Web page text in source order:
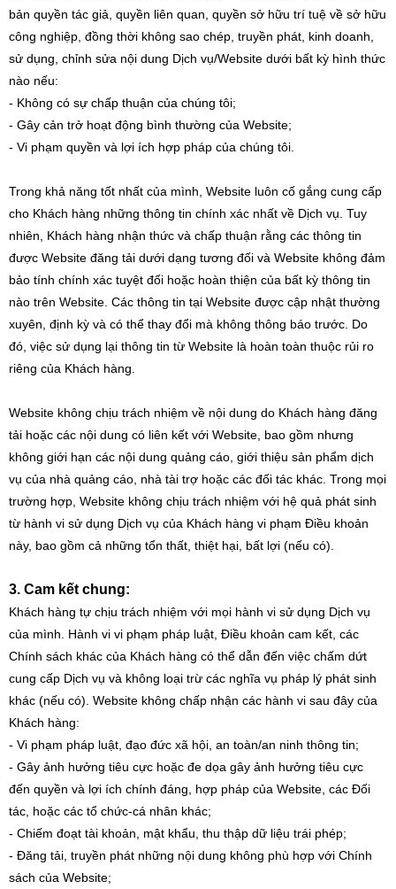
bản quyền tác giả, quyền liên quan, quyền sở hữu trí tuệ về sở hữu
công nghiệp, đồng thời không sao chép, truyền phát, kinh doanh,
sử dụng, chỉnh sửa nội dung Dịch vụ/Website dưới bất kỳ hình thức
nào nếu:
- Không có sự chấp thuận của chúng tôi;
- Gây cản trở hoạt động bình thường của Website;
- Vi phạm quyền và lợi ích hợp pháp của chúng tôi.
Trong khả năng tốt nhất của mình, Website luôn cố gắng cung cấp
cho Khách hàng những thông tin chính xác nhất về Dịch vụ. Tuy
nhiên, Khách hàng nhận thức và chấp thuận rằng các thông tin
được Website đăng tải dưới dạng tương đối và Website không đảm
bảo tính chính xác tuyệt đối hoặc hoàn thiện của bất kỳ thông tin
nào trên Website. Các thông tin tại Website được cập nhật thường
xuyên, định kỳ và có thể thay đổi mà không thông báo trước. Do
đó, việc sử dụng lại thông tin từ Website là hoàn toàn thuộc rủi ro
riêng của Khách hàng.
Website không chịu trách nhiệm về nội dung do Khách hàng đăng
tải hoặc các nội dung có liên kết với Website, bao gồm nhưng
không giới hạn các nội dung quảng cáo, giới thiệu sản phẩm dịch
vụ của nhà quảng cáo, nhà tài trợ hoặc các đối tác khác. Trong mọi
trường hợp, Website không chịu trách nhiệm với hệ quả phát sinh
từ hành vi sử dụng Dịch vụ của Khách hàng vi phạm Điều khoản
này, bao gồm cả những tổn thất, thiệt hại, bất lợi (nếu có).
3. Cam kết chung:
Khách hàng tự chịu trách nhiệm với mọi hành vi sử dụng Dịch vụ
của mình. Hành vi vi phạm pháp luật, Điều khoản cam kết, các
Chính sách khác của Khách hàng có thể dẫn đến việc chấm dứt
cung cấp Dịch vụ và không loại trừ các nghĩa vụ pháp lý phát sinh
khác (nếu có). Website không chấp nhận các hành vi sau đây của
Khách hàng:
- Vi phạm pháp luật, đạo đức xã hội, an toàn/an ninh thông tin;
- Gây ảnh hưởng tiêu cực hoặc đe dọa gây ảnh hưởng tiêu cực
đến quyền và lợi ích chính đáng, hợp pháp của Website, các Đối
tác, hoặc các tổ chức-cá nhân khác;
- Chiếm đoạt tài khoản, mật khẩu, thu thập dữ liệu trái phép;
- Đăng tải, truyền phát những nội dung không phù hợp với Chính
sách của Website;